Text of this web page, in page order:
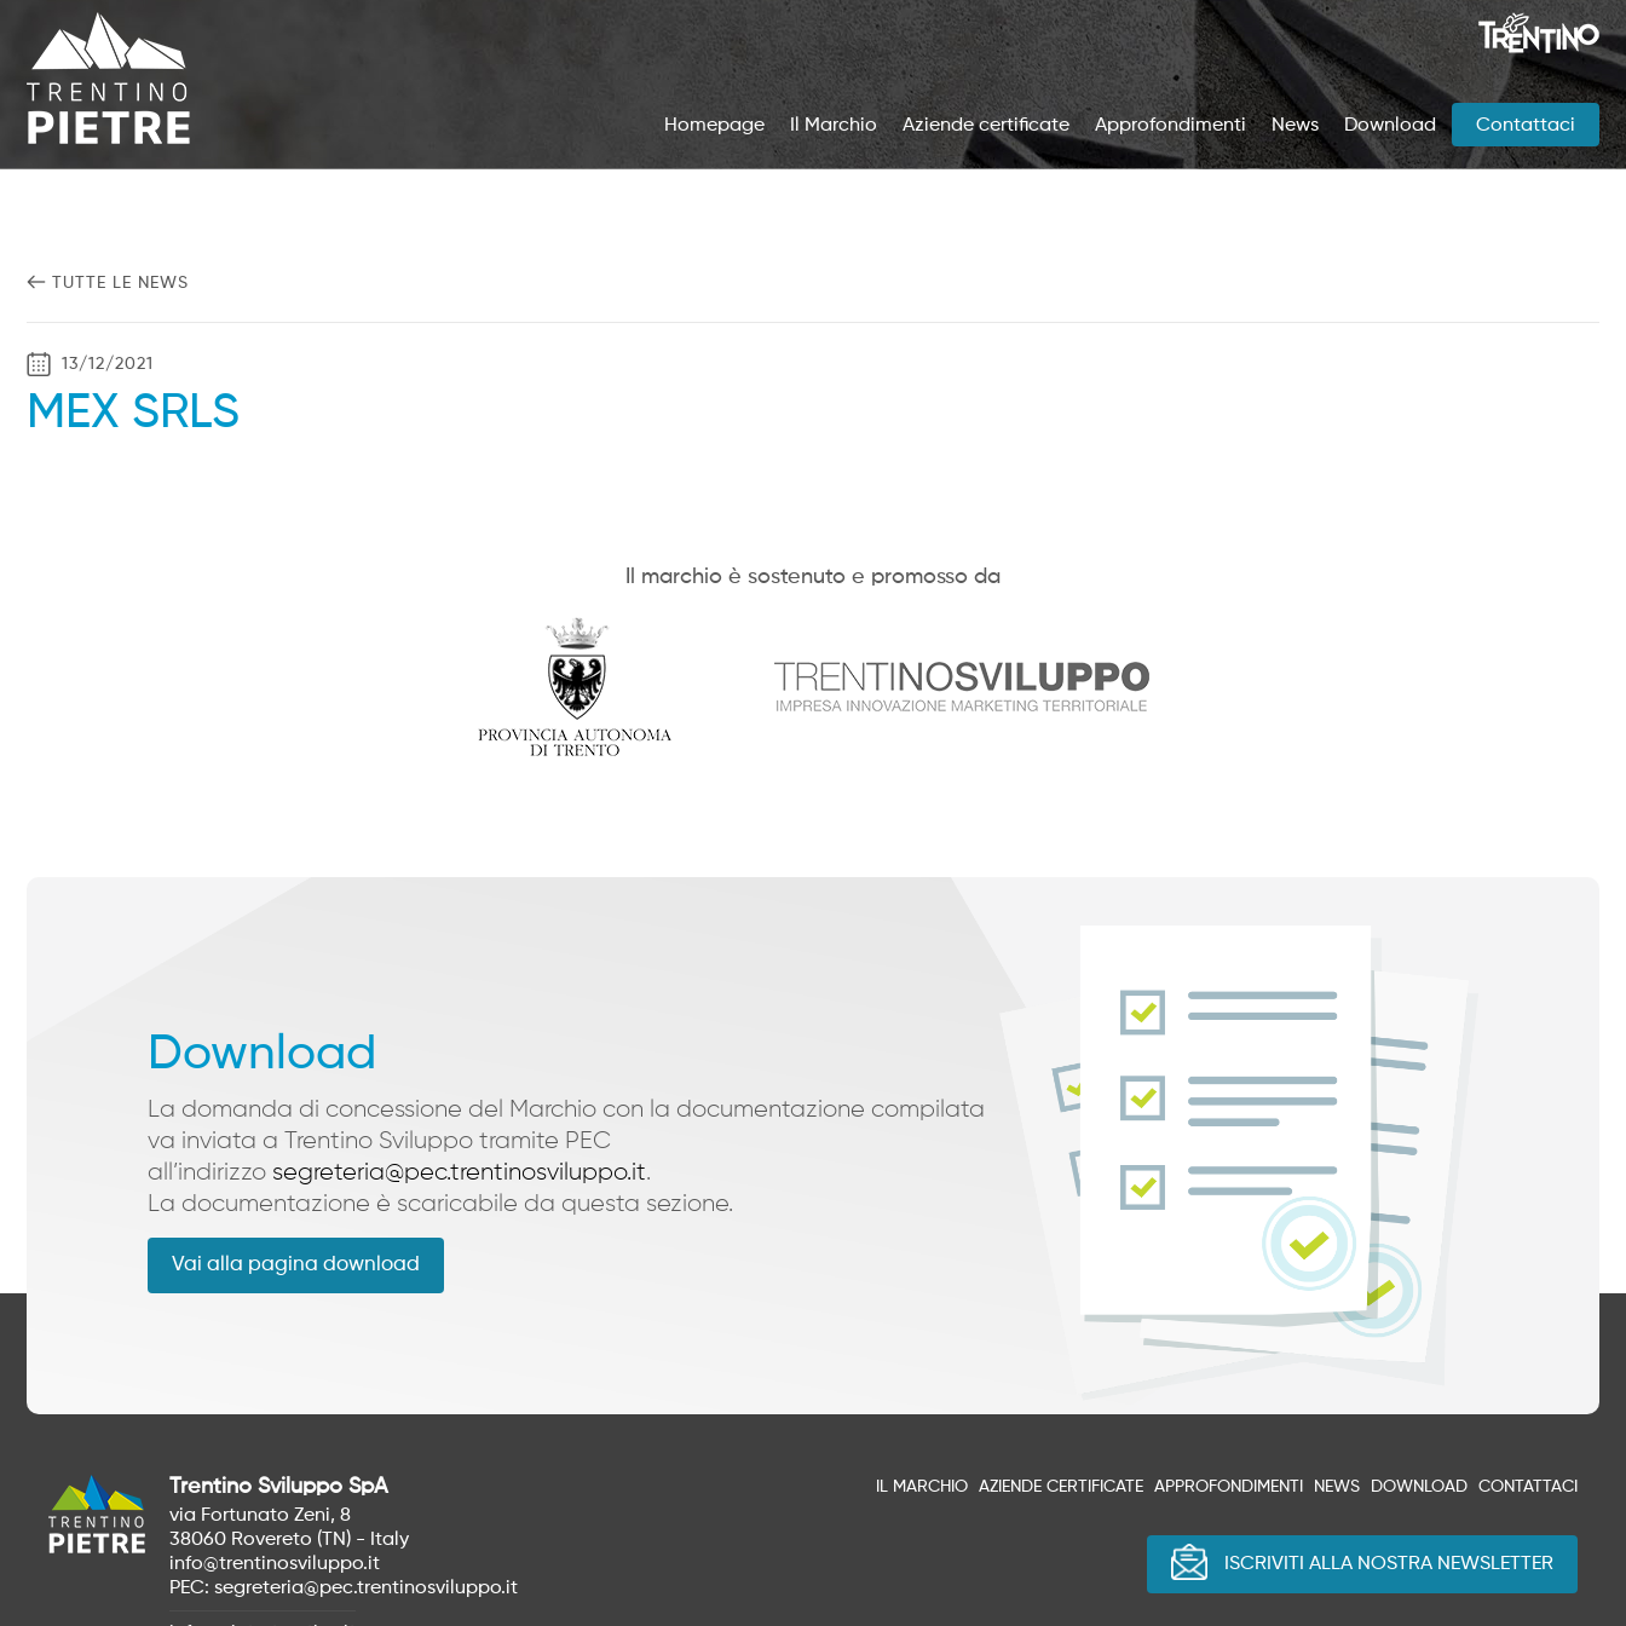
Homepage Il Marchio Aziende certificate Approfondimenti News Download Contattaci
TUTTE LE NEWS
13/12/2021
MEX SRLS
Il marchio è sostenuto e promosso da
Download
La domanda di concessione del Marchio con la documentazione compilata
va inviata a Trentino Sviluppo tramite PEC
all’indirizzo segreteria@pec.trentinosviluppo.it.
La documentazione è scaricabile da questa sezione.
Vai alla pagina download
Trentino Sviluppo SpA
via Fortunato Zeni, 8
38060 Rovereto (TN) - Italy
info@trentinosviluppo.it
PEC: segreteria@pec.trentinosviluppo.it
IL MARCHIO AZIENDE CERTIFICATE APPROFONDIMENTI NEWS DOWNLOAD CONTATTACI
ISCRIVITI ALLA NOSTRA NEWSLETTER